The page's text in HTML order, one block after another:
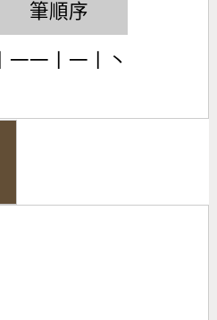
筆順序
丨一一丨一丨丶